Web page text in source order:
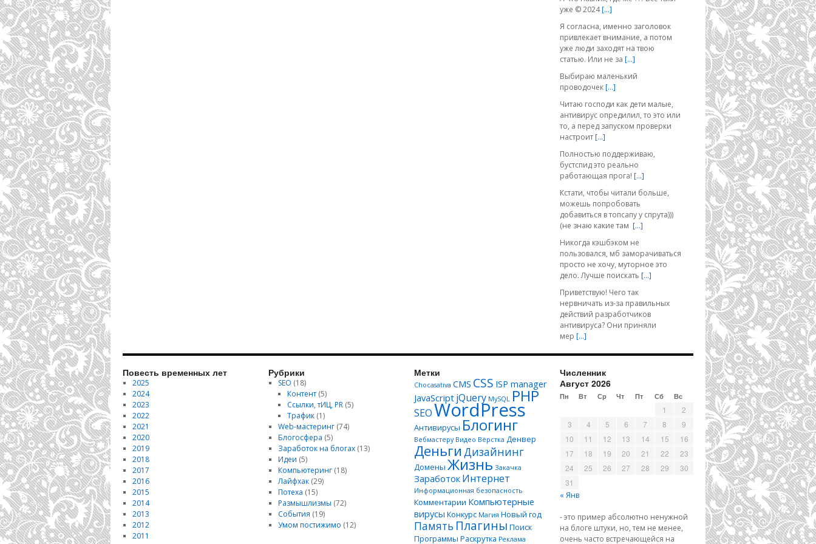
уже © 2024[…]
Я согласна, именно заголовок
привлекает внимание, а потом
уже люди заходят на твою
статью. Или не за […]
Выбираю маленький
проводочек[…]
Читаю господи как дети малые,
антивирус опредилил, то это или
то, а перед запуском проверки
настроит[…]
Полностью поддерживаю,
бустспид это реально
работающая прога! […]
Кстати, чтобы читали больше,
можешь попробовать
добавиться в топсапу у спрута)))
(не знаю какие там […]
Никогда кэшбэком не
пользовался, мб заморачиваться
просто не хочу, муторное это
дело. Лучше поискать […]
Приветствую! Чего так
нервничать из-за правильных
действий разработчиков
антивируса? Они приняли
мер […]
Повесть временных лет
2025
2024
2023
2022
2021
2020
2019
2018
2017
2016
2015
2014
2013
2012
2011
Рубрики
SEO (18)
Контент (5)
Ссылки, тИЦ, PR (5)
Трафик (1)
Web-мастеринг(74)
Блогосфера (5)
Заработок на блогах(13)
Идеи (5)
Компьютеринг(18)
Лайфхак(29)
Потеха (15)
Размышлизмы (72)
События (19)
Умом постижимо (12)
Метки
Chocasativa CMS CSS ISP manager
JavaScript jQuery MySQL PHP
SEOWordPress
Антивирусы Блогинг
Вебмастеру Видео Вёрстка Денвер
Деньги Дизайнинг
Домены Жизнь Закачка
Заработок Интернет
Информационная безопасность
Комментарии Компьютерные
вирусы Конкурс Магия Новый год
Память Плагины Поиск
Программы Раскрутка Реклама
Численник
Август 2026
Пн Вт Ср Чт Пт Сб Вс
1
2
3
4 5 6 7 8
9
10
11 12 13 14 15
16
17
18 19 20 21 22
23
24
25 26 27 28 29
30
31
« Янв
- это пример абсолютно ненужной
на блоге штуки, но, тем не менее,
очень часто встречающейся на